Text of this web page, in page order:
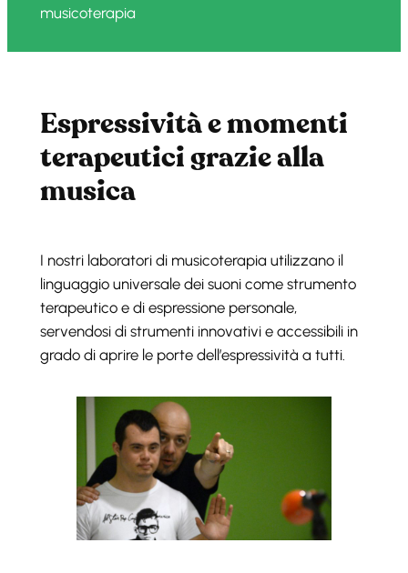
musicoterapia
Espressività e momenti
terapeutici grazie alla
musica
I nostri laboratori di musicoterapia utilizzano il
linguaggio universale dei suoni come strumento
terapeutico e di espressione personale,
servendosi di strumenti innovativi e accessibili in
grado di aprire le porte dell’espressività a tutti.